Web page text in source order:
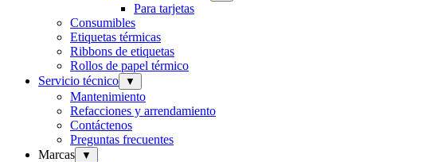
Para tarjetas
Consumibles
Etiquetas térmicas
Ribbons de etiquetas
Rollos de papel térmico
Servicio técnico
▼
Mantenimiento
Refacciones y arrendamiento
Contáctenos
Preguntas frecuentes
Marcas
▼